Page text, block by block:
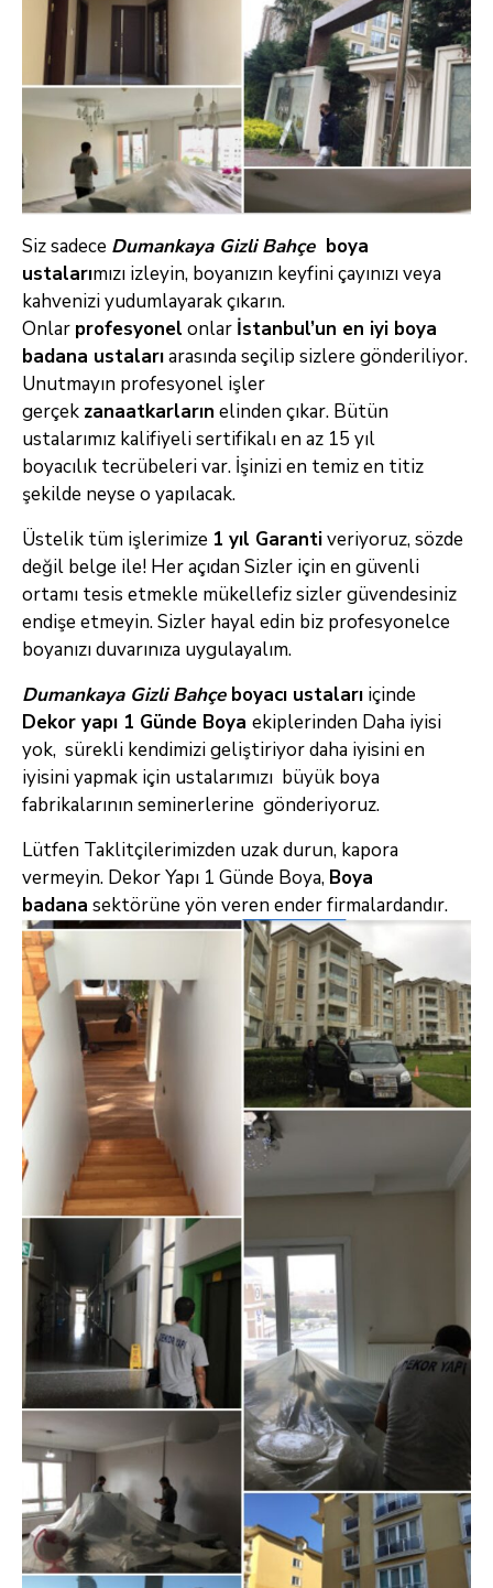
Siz sadece Dumankaya Gizli Bahçe boya
ustalarımızı izleyin, boyanızın keyfini çayınızı veya
kahvenizi yudumlayarak çıkarın.
Onlar profesyonel onlar İstanbul’un en iyi boya
badana ustalarıarasında seçilip sizlere gönderiliyor.
Unutmayın profesyonel işler
gerçek zanaatkarların elinden çıkar. Bütün
ustalarımız kalifiyeli sertifikalı en az 15 yıl
boyacılık tecrübeleri var. İşinizi en temiz en titiz
şekilde neyse o yapılacak.
Üstelik tüm işlerimize 1 yıl Garantiveriyoruz, sözde
değil belge ile! Her açıdan Sizler için en güvenli
ortamı tesis etmekle mükellefiz sizler güvendesiniz
endişe etmeyin. Sizler hayal edin biz profesyonelce
boyanızı duvarınıza uygulayalım.
Dumankaya Gizli Bahçe boyacı ustaları içinde
Dekor yapı 1 Günde Boya ekiplerinden Daha iyisi
yok, sürekli kendimizi geliştiriyor daha iyisini en
iyisini yapmak için ustalarımızı büyük boya
fabrikalarının seminerlerine gönderiyoruz.
Lütfen Taklitçilerimizden uzak durun, kapora
vermeyin. Dekor Yapı 1 Günde Boya, Boya
badana sektörüne yön veren ender firmalardandır.